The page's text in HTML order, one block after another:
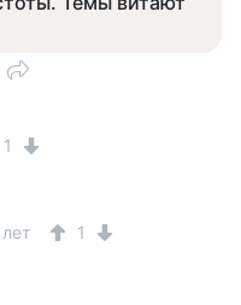
1
1